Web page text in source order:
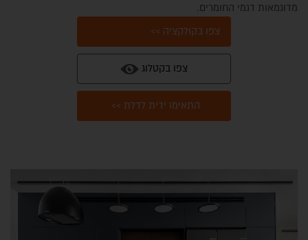
תכנון נגרות הבית והמטבח
מדוגמאות דגמי החומרים.
צפו בקולקציה >>
צפו בקטלוג
התאימו ידית לדלת >>